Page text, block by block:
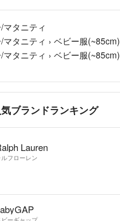
タニティ
タニティ › ベビー服(~85cm)
タニティ › ベビー服(~85cm)
ブランドランキング
Lauren
ルフローレン